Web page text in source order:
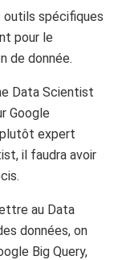
spécifiques
pour le
de donnée.
Data Scientist
Google
expert
il faudra avoir
au Data
données, on
Big Query,